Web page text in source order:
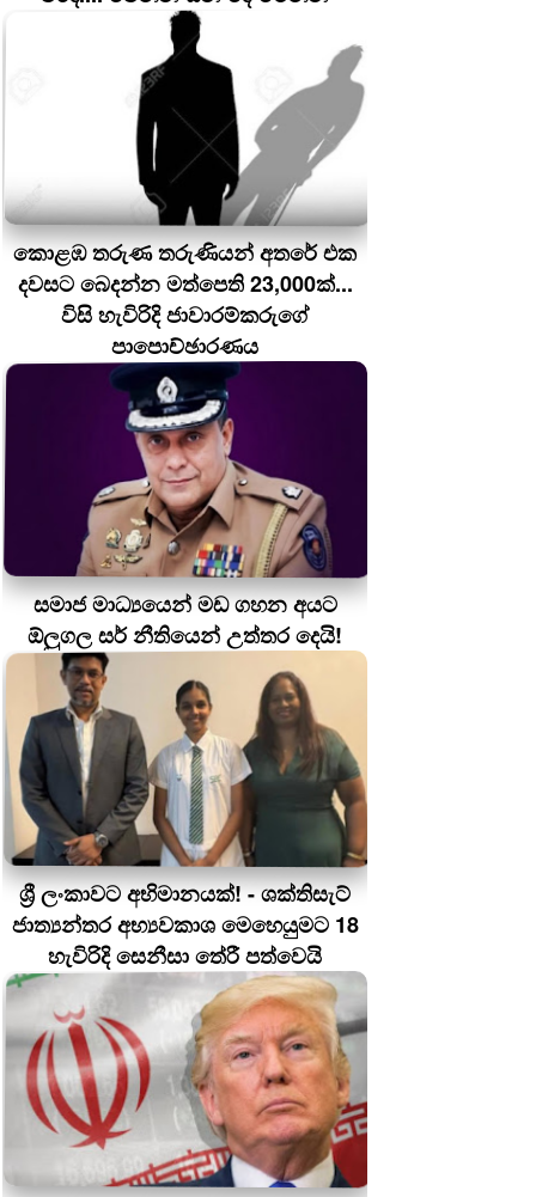
කොළඹ තරුණ තරුණියන් අතරේ එක
දවසට බෙදන්න මත්පෙති 23,000ක්...
විසි හැවිරිදි ජාවාරම්කරුගේ
පාපොච්ඡාරණය
සමාජ මාධ්‍යයෙන් මඩ ගහන අයට
ඕලුගල සර් නීතියෙන් උත්තර දෙයි!
ශ්‍රී ලංකාවට අභිමානයක්! - ශක්තිසැට්
ජාත්‍යන්තර අභ්‍යවකාශ මෙහෙයුමට 18
හැවිරිදි සෙනීසා තේරී පත්වෙයි